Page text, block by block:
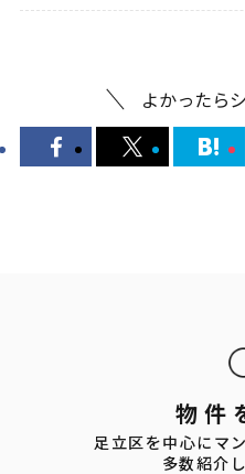
よかったら
物件
足立区を中心にマ
多数紹介